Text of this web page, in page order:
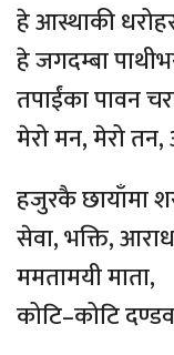
हे आस्थाकी
हे जगदम्बा
तपाईंका पावन
मेरो मन, मेरो तन,
हजुरकै छायाँमा
सेवा, भक्ति,
ममतामयी माता,
कोटि–कोटि